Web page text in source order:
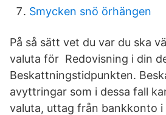
Smycken snö örhängen
På så sätt vet du var du ska
valuta för Redovisning i din
Beskattningstidpunkten.
avyttringar som i dessa fall
valuta, uttag från bankkonto